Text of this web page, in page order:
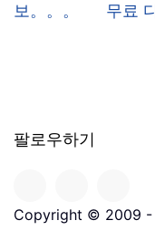
보。。。
무료
팔로우하기
Copyright © 2009 -